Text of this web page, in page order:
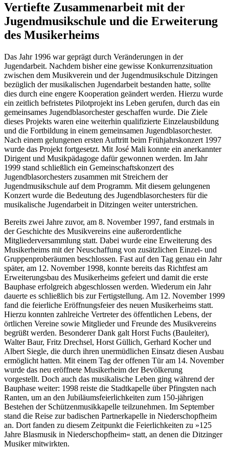
Vertiefte Zusammenarbeit mit der
Jugendmusikschule und die Erweiterung
des Musikerheims
Das Jahr 1996 war geprägt durch Veränderungen in der
Jugendarbeit. Nachdem bisher eine gewisse Konkurrenzsituation
zwischen dem Musikverein und der Jugendmusikschule Ditzingen
bezüglich der musikalischen Jugendarbeit bestanden hatte, sollte
dies durch eine engere Kooperation geändert werden. Hierzu wurde
ein zeitlich befristetes Pilotprojekt ins Leben gerufen, durch das ein
gemeinsames Jugendblasorchester geschaffen wurde. Die Ziele
dieses Projekts waren eine weiterhin qualifizierte Einzelausbildung
und die Fortbildung in einem gemeinsamen Jugendblasorchester.
Nach einem gelungenen ersten Auftritt beim Frühjahrskonzert 1997
wurde das Projekt fortgesetzt. Mit José Mali konnte ein anerkannter
Dirigent und Musikpädagoge dafür gewonnen werden. Im Jahr
1999 stand schließlich ein Gemeinschaftskonzert des
Jugendblasorchesters zusammen mit Streichern der
Jugendmusikschule auf dem Programm. Mit diesem gelungenen
Konzert wurde die Bedeutung des Jugendblasorchesters für die
musikalische Jugendarbeit in Ditzingen weiter unterstrichen.
Bereits zwei Jahre zuvor, am 8. November 1997, fand erstmals in
der Geschichte des Musikvereins eine außerordentliche
Mitgliederversammlung statt. Dabei wurde eine Erweiterung des
Musikerheims mit der Neuschaffung von zusätzlichen Einzel- und
Gruppenproberäumen beschlossen. Fast auf den Tag genau ein Jahr
später, am 12. November 1998, konnte bereits das Richtfest am
Erweiterungsbau des Musikerheims gefeiert und damit die erste
Bauphase erfolgreich abgeschlossen werden. Wiederum ein Jahr
dauerte es schließlich bis zur Fertigstellung. Am 12. November 1999
fand die feierliche Eröffnungsfeier des neuen Musikerheims statt.
Hierzu konnten zahlreiche Vertreter des öffentlichen Lebens, der
örtlichen Vereine sowie Mitglieder und Freunde des Musikvereins
begrüßt werden. Besonderer Dank galt Horst Fuchs (Bauleiter),
Walter Baur, Fritz Drechsel, Horst Güllich, Gerhard Kocher und
Albert Siegle, die durch ihren unermüdlichen Einsatz diesen Ausbau
ermöglicht hatten. Mit einem Tag der offenen Tür am 14. November
wurde das neu eröffnete Musikerheim der Bevölkerung
vorgestellt. Doch auch das musikalische Leben ging während der
Bauphase weiter: 1998 reiste die Stadtkapelle über Pfingsten nach
Ranten, um an den Jubiläumsfeierlichkeiten zum 150-jährigen
Bestehen der Schützenmusikkapelle teilzunehmen. Im September
stand die Reise zur badischen Partnerkapelle in Niederschopfheim
an. Dort fanden zu diesem Zeitpunkt die Feierlichkeiten zu »125
Jahre Blasmusik in Niederschopfheim« statt, an denen die Ditzinger
Musiker mitwirkten.